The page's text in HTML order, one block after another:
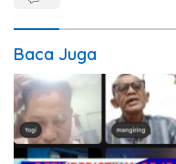
Baca Juga